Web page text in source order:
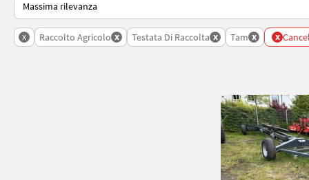
x Raccolto Agricolo x Testata Di Raccolta x Tam x x